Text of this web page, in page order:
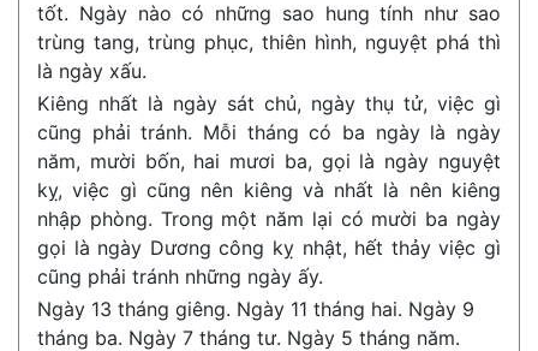
tốt. Ngày nào có những sao hung tính như sao
trùng tang, trùng phục, thiên hình, nguyệt phá thì
là ngày xấu.
Kiêng nhất là ngày sát chủ, ngày thụ tử, việc gì
cũng phải tránh. Mỗi tháng có ba ngày là ngày
năm, mười bốn, hai mươi ba, gọi là ngày nguyệt
kỵ, việc gì cũng nên kiêng và nhất là nên kiêng
nhập phòng. Trong một năm lại có mười ba ngày
gọi là ngày Dương công kỵ nhật, hết thảy việc gì
cũng phải tránh những ngày ấy.
Ngày 13 tháng giêng. Ngày 11 tháng hai. Ngày 9
tháng ba. Ngày 7 tháng tư. Ngày 5 tháng năm.